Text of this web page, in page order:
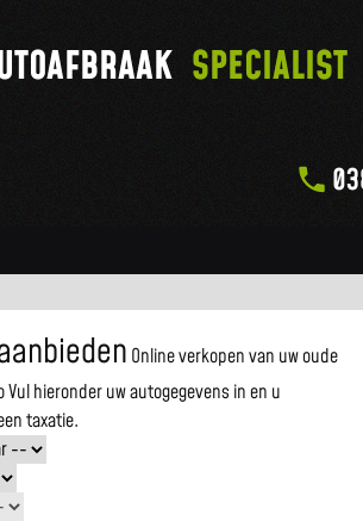
SPECIALIST
Online verkopen van uw oude
Vul hieronder uw autogegevens in en u
taxatie.